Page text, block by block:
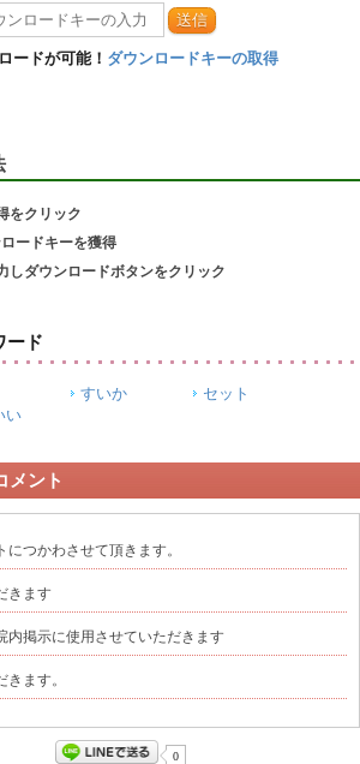
送信
ードが可能！ ダウンロードキーの取得
をクリック
ードキーを獲得
しダウンロードボタンをクリック
ード
すいか
セット
い
ント
つかわさせて頂きます。
きます
内掲示に使用させていただきます
ます。
0